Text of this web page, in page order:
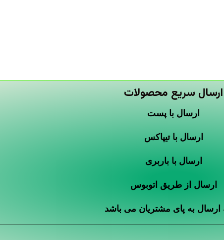
ارسال سریع محصولات
ارسال با پست
ارسال با تیپاکس
ارسال با باربری
ارسال از طریق اتوبوس
ارسال به پای مشتریان می باشد